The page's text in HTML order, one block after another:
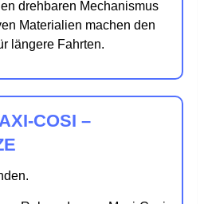
drehbaren Mechanismus
Materialien machen den
längere Fahrten.
COSI –